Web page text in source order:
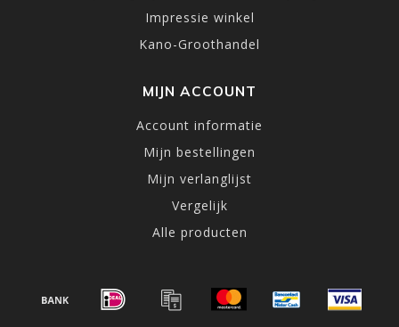
Impressie winkel
Kano-Groothandel
MIJN ACCOUNT
Account informatie
Mijn bestellingen
Mijn verlanglijst
Vergelijk
Alle producten